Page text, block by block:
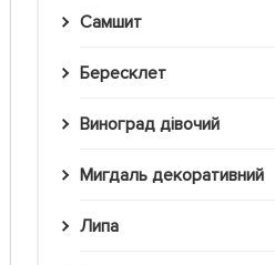
Самшит
Бересклет
Виноград дівочий
Мигдаль декоративний
Липа